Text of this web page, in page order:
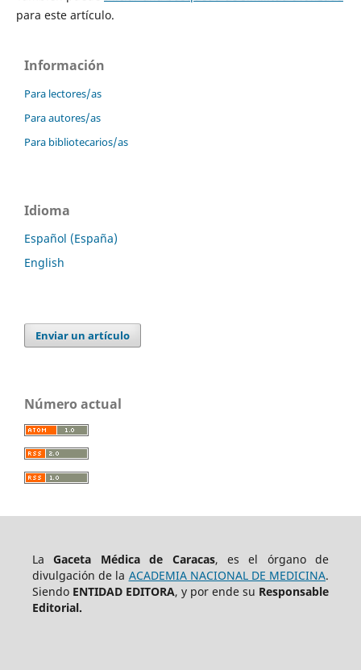
para este artículo.
Información
Para lectores/as
Para autores/as
Para bibliotecarios/as
Idioma
Español (España)
English
Enviar un artículo
Número actual
LaGaceta Médica de Caracas, es el órgano de
divulgación de la ACADEMIA NACIONAL DE MEDICINA.
Siendo ENTIDAD EDITORA, y por ende su Responsable
Editorial.